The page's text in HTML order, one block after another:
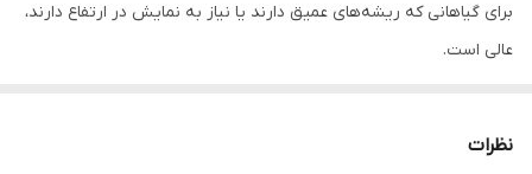
برای گیاهانی که ریشه‌های عمیق دارند یا نیاز به نمایش در ارتفاع دارند،
عالی است.
نظرات